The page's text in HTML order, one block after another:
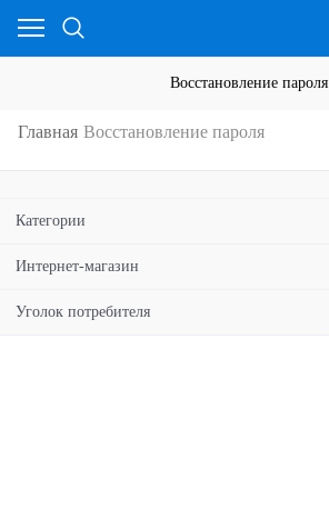
Восстановление пароля
Главная Восстановление пароля
Категории
Интернет-магазин
Уголок потребителя